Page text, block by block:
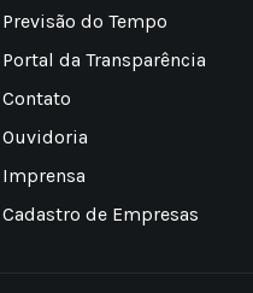
Previsão do Tempo
Portal da Transparência
Contato
Ouvidoria
Imprensa
Cadastro de Empresas